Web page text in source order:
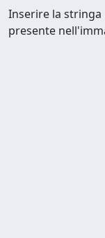
Inserire la stringa
presente